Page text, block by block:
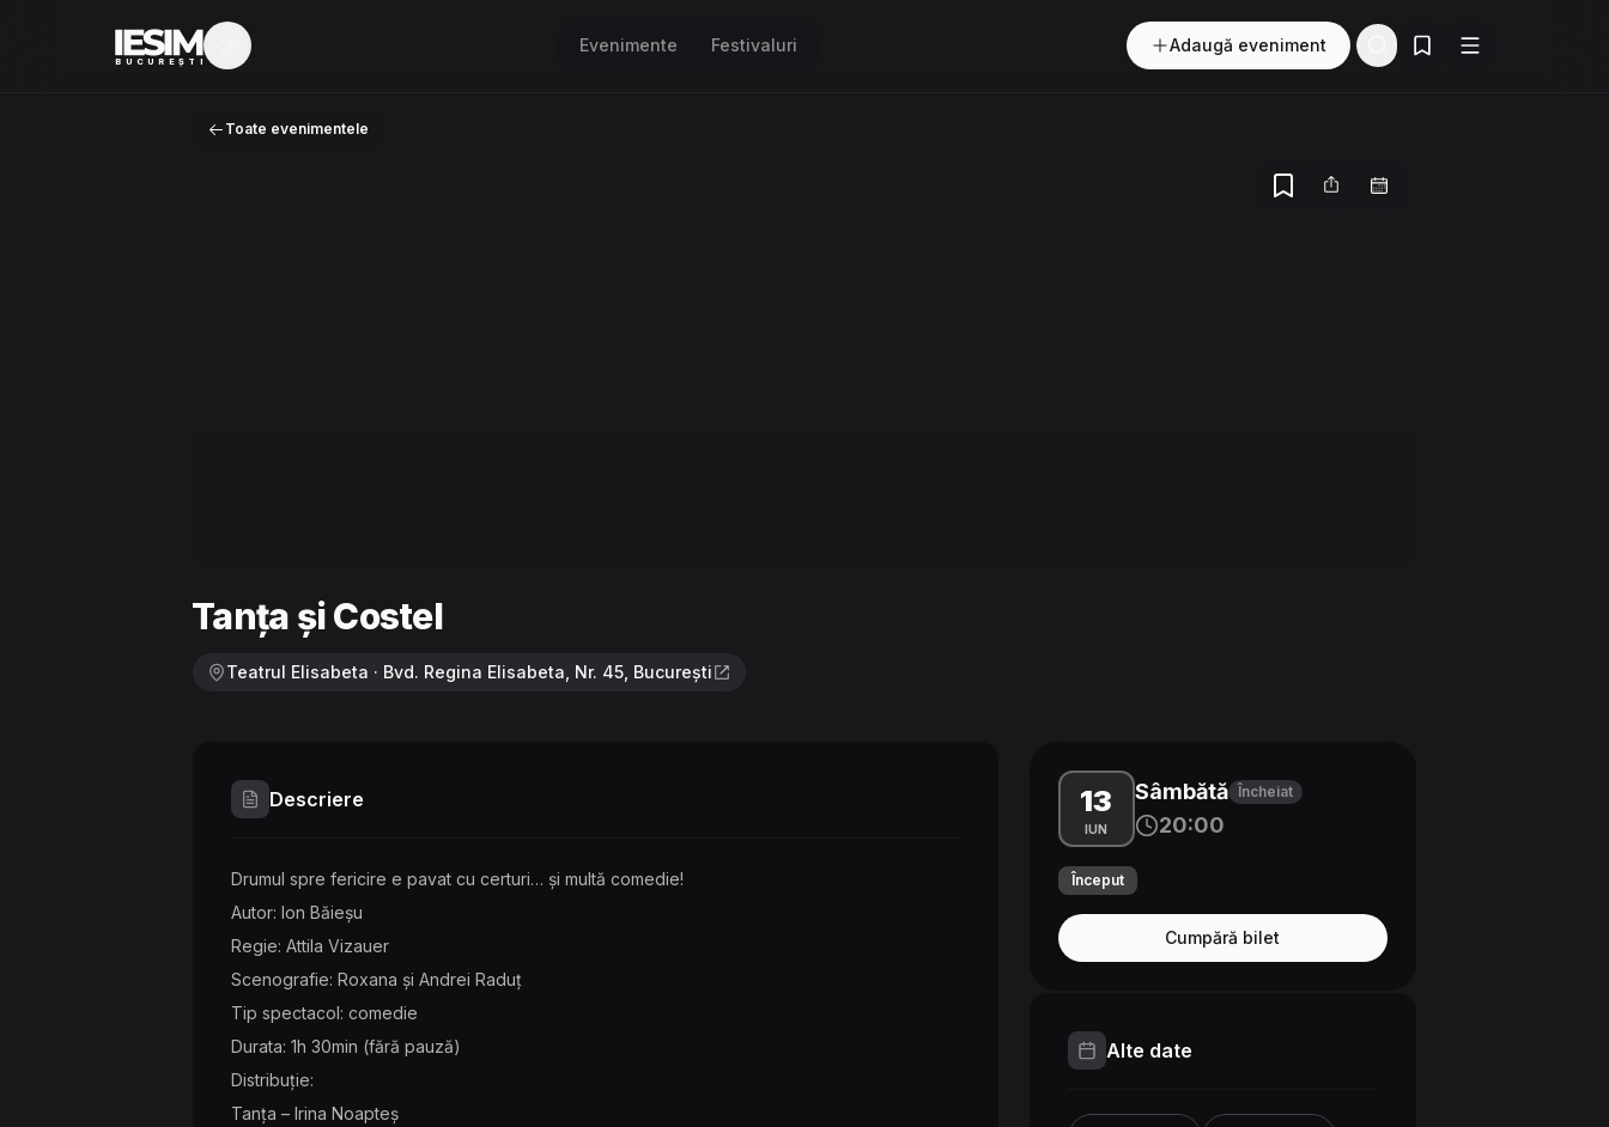
BUCUREȘTI Mod întunecat
Evenimente Festivaluri Adaugă eveniment
Evenimente salvate
Buton
Toate evenimentele
Tanța și Costel
Teatrul Elisabeta · Bvd. Regina Elisabeta, Nr. 45, București
Descriere
Drumul spre fericire e pavat cu certuri… și multă comedie!
Autor: Ion Băieșu
Regie: Attila Vizauer
Scenografie: Roxana și Andrei Raduț
Tip spectacol: comedie
Durata: 1h 30min (fără pauză)
Distribuție:
Tanța – Irina Noapteș
13
IUN
Sâmbătă Încheiat
20:00
Început
Cumpără bilet
Alte date